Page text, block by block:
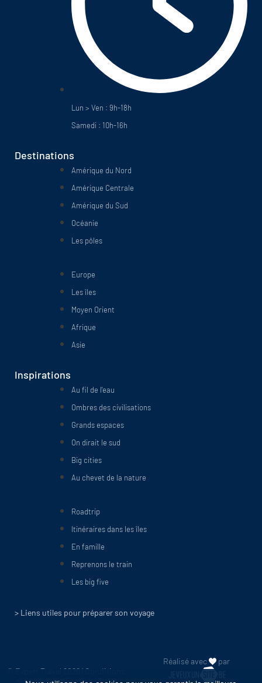
Lun > Ven : 9h-18h
Samedi : 10h-16h
Destinations
Amérique du Nord
Amérique Centrale
Amérique du Sud
Océanie
Les pôles
Europe
Les îles
Moyen Orient
Afrique
Asie
Inspirations
Au fil de l'eau
Ombres des civilisations
Grands espaces
On dirait le sud
Big cities
Au chevet de la nature
Roadtrip
Itinéraires dans les îles
En famille
Reprenons le train
Les big five
> Liens utiles pour préparer son voyage
© Expert Travel 2026 | Conditions
générales d'utilisation | TVA :
Réalisé avec par